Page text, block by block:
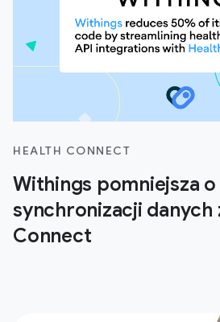
HEALTH CONNECT
Withings pomniejsza
synchronizacji danych
Connect